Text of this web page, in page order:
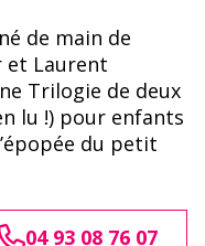
de main de
et Laurent
Trilogie de deux
lu !) pour enfants
du petit
04 93 08 76 07